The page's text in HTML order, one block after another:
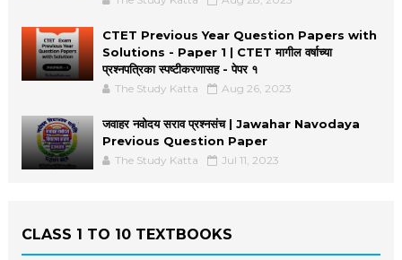
CTET Previous Year Question Papers with
Solutions - Paper 1 | CTET मागील वर्षाच्या
प्रश्नपत्रिका स्पष्टीकरणासह - पेपर १
The Study Katta Aug 26, 2023
जवाहर नवोदय सराव प्रश्नसंच | Jawahar Navodaya
Previous Question Paper
The Study Katta Jul 11, 2023
CLASS 1 TO 10 TEXTBOOKS